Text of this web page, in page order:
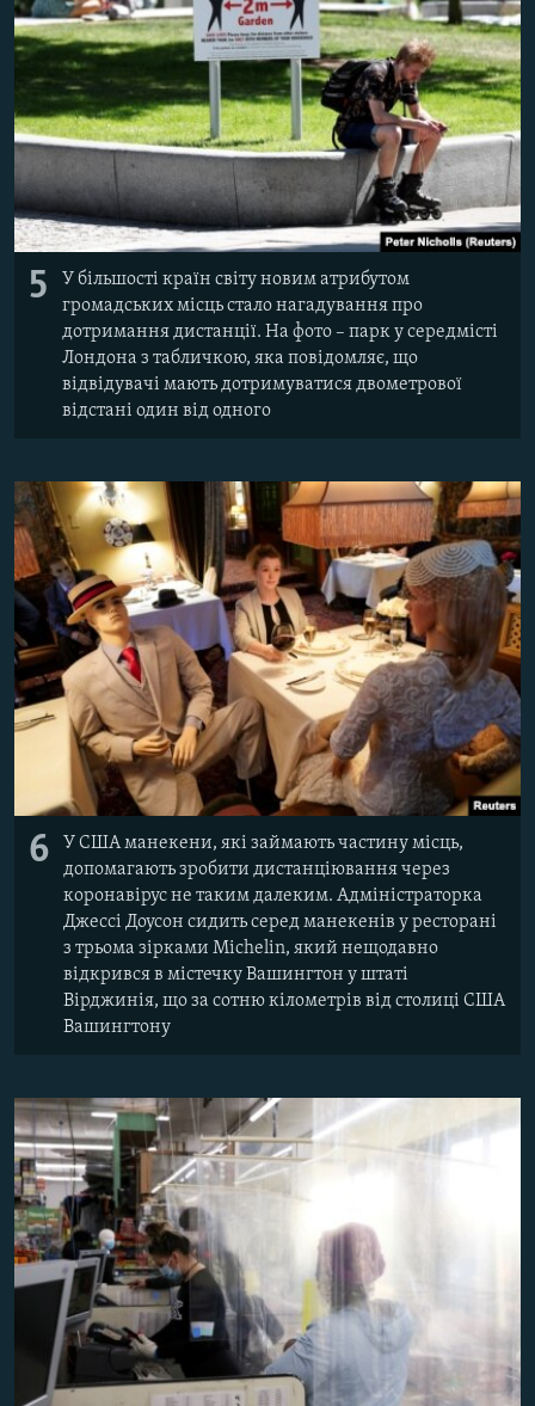
5
У більшості країн світу новим атрибутом
громадських місць стало нагадування про
дотримання дистанції. На фото – парк у середмісті
Лондона з табличкою, яка повідомляє, що
відвідувачі мають дотримуватися двометрової
відстані один від одного
6
У США манекени, які займають частину місць,
допомагають зробити дистанціювання через
коронавірус не таким далеким. Адміністраторка
Джессі Доусон сидить серед манекенів у ресторані
з трьома зірками Michelin, який нещодавно
відкрився в містечку Вашингтон у штаті
Вірджинія, що за сотню кілометрів від столиці США
Вашингтону